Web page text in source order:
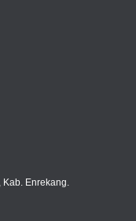
Kab. Enrekang.